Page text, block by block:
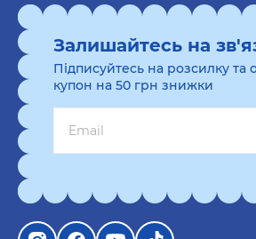
Залишайтесь на
Підписуйтесь на розсилку та
купон на 50 грн знижки